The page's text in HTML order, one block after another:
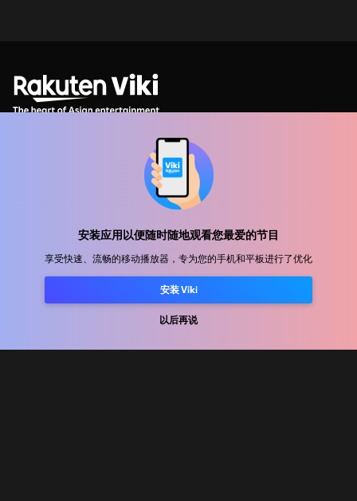
安装应用以便随时随地观看您最爱的节目
享受快速、流畅的移动播放器，专为您的手机和平板进行了优化
安装 Viki
以后再说
发行合作
新闻中心
使用条款